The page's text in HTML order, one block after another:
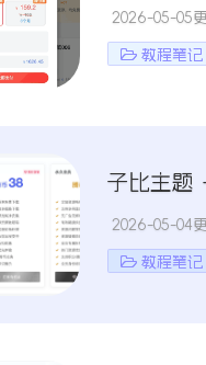
2026-05-05
教程笔记
子比主题
2026-05-04
教程笔记